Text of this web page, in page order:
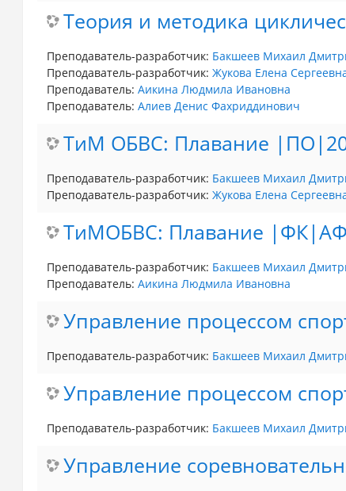
Теория и методика
Преподаватель-разработчик: Бакшеев Михаил
Преподаватель-разработчик: Жукова Елена
Преподаватель: Аикина Людмила Ивановна
Преподаватель: Алиев Денис Фахриддинович
ТиМ ОБВС: Плавание
Преподаватель-разработчик: Бакшеев Михаил
Преподаватель-разработчик: Жукова Елена
ТиМОБВС: Плавание
Преподаватель-разработчик: Бакшеев Михаил
Преподаватель: Аикина Людмила Ивановна
Управление процессом
Преподаватель-разработчик: Бакшеев Михаил
Управление процессом
Преподаватель-разработчик: Бакшеев Михаил
Управление